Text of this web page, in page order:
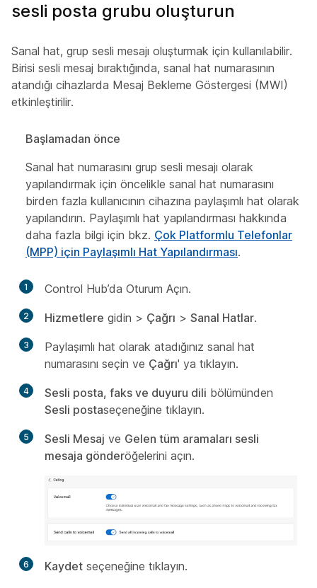
sesli posta grubu oluşturun
Sanal hat, grup sesli mesajı oluşturmak için kullanılabilir.
Birisi sesli mesaj bıraktığında, sanal hat numarasının
atandığı cihazlarda Mesaj Bekleme Göstergesi (MWI)
etkinleştirilir.
Başlamadan önce
Sanal hat numarasını grup sesli mesajı olarak
yapılandırmak için öncelikle sanal hat numarasını
birden fazla kullanıcının cihazına paylaşımlı hat olarak
yapılandırın. Paylaşımlı hat yapılandırması hakkında
daha fazla bilgi için bkz. Çok Platformlu Telefonlar
(MPP) için Paylaşımlı Hat Yapılandırması.
1 Control Hub’da Oturum Açın.
2 Hizmetlere gidin > Çağrı > Sanal Hatlar.
3
Paylaşımlı hat olarak atadığınız sanal hat
numarasını seçin ve Çağrı' ya tıklayın.
4 Sesli posta, faks ve duyuru dili bölümünden
Sesli postaseçeneğine tıklayın.
5 Sesli Mesaj ve Gelen tüm aramaları sesli
mesaja gönderöğelerini açın.
6 Kaydet seçeneğine tıklayın.